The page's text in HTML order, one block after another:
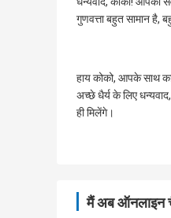
गुणवत्ता बहुत सामान है,
हाय कोको, आपके साथ
अच्छे धैर्य के लिए
ही मिलेंगे।
मैं अब ऑनलाइन